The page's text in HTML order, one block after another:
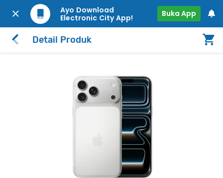
Ayo Download
Electronic City App!
Buka App
Detail Produk